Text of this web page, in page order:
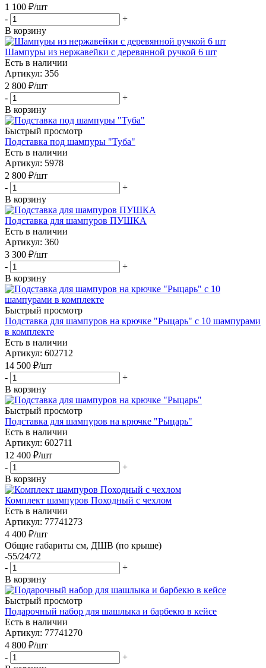
1 100 ₽/шт
-
+
В корзину
Шампуры из нержавейки с деревянной ручкой 6 шт
Есть в наличии
Артикул: 356
2 800 ₽/шт
-
+
В корзину
Быстрый просмотр
Подставка под шампуры "Туба"
Есть в наличии
Артикул: 5978
2 800 ₽/шт
-
+
В корзину
Подставка для шампуров ПУШКА
Есть в наличии
Артикул: 360
3 300 ₽/шт
-
+
В корзину
Быстрый просмотр
Подставка для шампуров на крючке "Рыцарь" с 10 шампурами
в комплекте
Есть в наличии
Артикул: 602712
14 500 ₽/шт
-
+
В корзину
Быстрый просмотр
Подставка для шампуров на крючке "Рыцарь"
Есть в наличии
Артикул: 602711
12 400 ₽/шт
-
+
В корзину
Комплект шампуров Походный с чехлом
Есть в наличии
Артикул: 77741273
4 400 ₽/шт
Общие габариты см, ДШВ (по крыше)
-55/24/72
-
+
В корзину
Быстрый просмотр
Подарочный набор для шашлыка и барбекю в кейсе
Есть в наличии
Артикул: 77741270
4 800 ₽/шт
-
+